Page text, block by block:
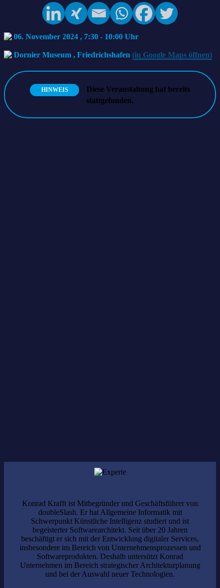
06. November 2024 , 7:30 - 10:00
Dornier Museum , Friedrichshafen (in Google Maps öffnen)
HINWEIS
Diese Veranstaltung hat bereits
stattgefunden.
Konrad Krafft ist Mitbegründer und Geschäftsführer von
doubleSlash. Er hat Allgemeine Informatik mit
Schwerpunkt Künstliche Intelligenz studiert und ist
begeisterter Softwarearchitekt. Seit über 20 Jahren
beschäftigt er sich mit der Entwicklung digitaler Services,
insbesondere im Bereich von Unternehmensprozessen und
Softwareprodukten. Deshalb untersützt Konrad
Unternehmen im Bereich strategischer Architekturplanung
und bei der Auswahl neuer Technologien.